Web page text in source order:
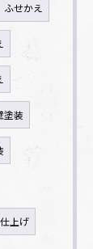
せかえ
塗装
上げ